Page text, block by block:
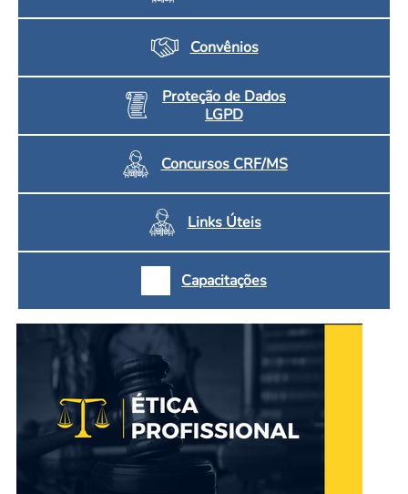
Convênios
Proteção de Dados
LGPD
Concursos CRF/MS
Links Úteis
Capacitações